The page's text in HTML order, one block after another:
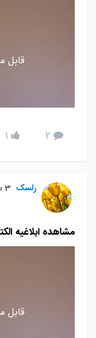
قابل
2
1
رلسک 3 سال پیش
مشاهده ابلاغیه
قابل